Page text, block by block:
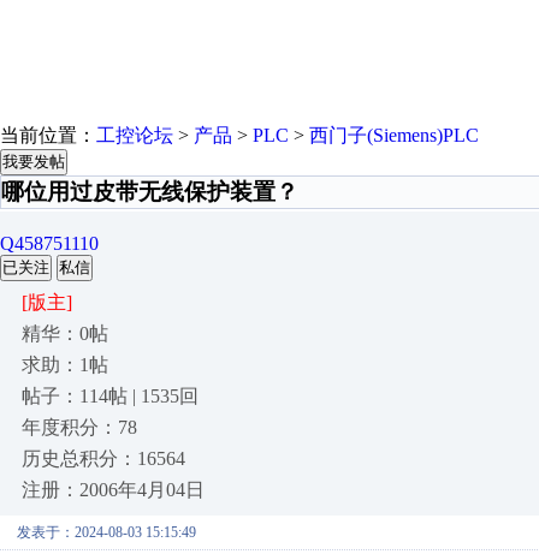
当前位置： 工控论坛 > 产品 > PLC > 西门子(Siemens)PLC
我要发帖
哪位用过皮带无线保护装置？
Q458751110
已关注 私信
[版主]
精华：0帖
求助：1帖
帖子：114帖 | 1535回
年度积分：78
历史总积分：16564
注册：2006年4月04日
发表于：2024-08-03 15:15:49